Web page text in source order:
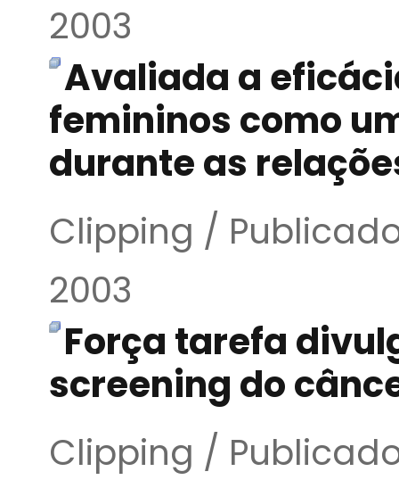
2003
Avaliada a
femininos como
durante as
Clipping /
2003
Força tarefa
screening do
Clipping /